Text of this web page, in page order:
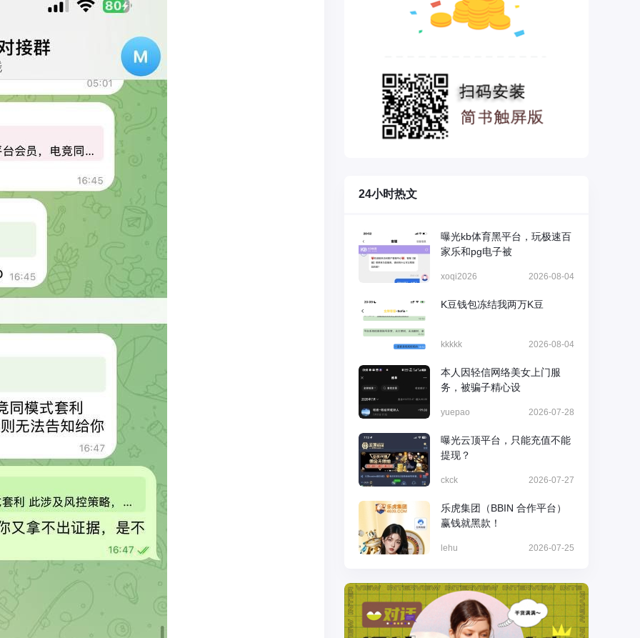
24小时热文
曝光kb体育黑平台，玩极速百
家乐和pg电子被
xoqi2026 2026-08-04
K豆钱包冻结我两万K豆
kkkkk 2026-08-04
本人因轻信网络美女上门服
务，被骗子精心设
yuepao 2026-07-28
曝光云顶平台，只能充值不能
提现？
ckck 2026-07-27
乐虎集团（BBIN 合作平台）
赢钱就黑款！
lehu 2026-07-25